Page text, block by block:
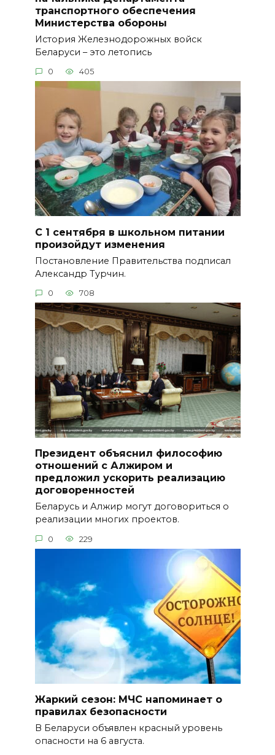
транспортного обеспечения
Министерства обороны
История Железнодорожных войск
Беларуси – это летопись
0 405
С 1 сентября в школьном питании
произойдут изменения
Постановление Правительства подписал
Александр Турчин.
0 708
Президент объяснил философию
отношений с Алжиром и
предложил ускорить реализацию
договоренностей
Беларусь и Алжир могут договориться о
реализации многих проектов.
0 229
Жаркий сезон: МЧС напоминает о
правилах безопасности
В Беларуси объявлен красный уровень
опасности на 6 августа.